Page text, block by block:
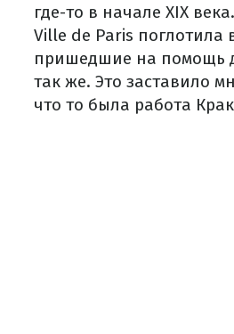
где-то в начале XIX
Ville de Paris поглотила
пришедшие на помощь
так же. Это заставило
что то была работа